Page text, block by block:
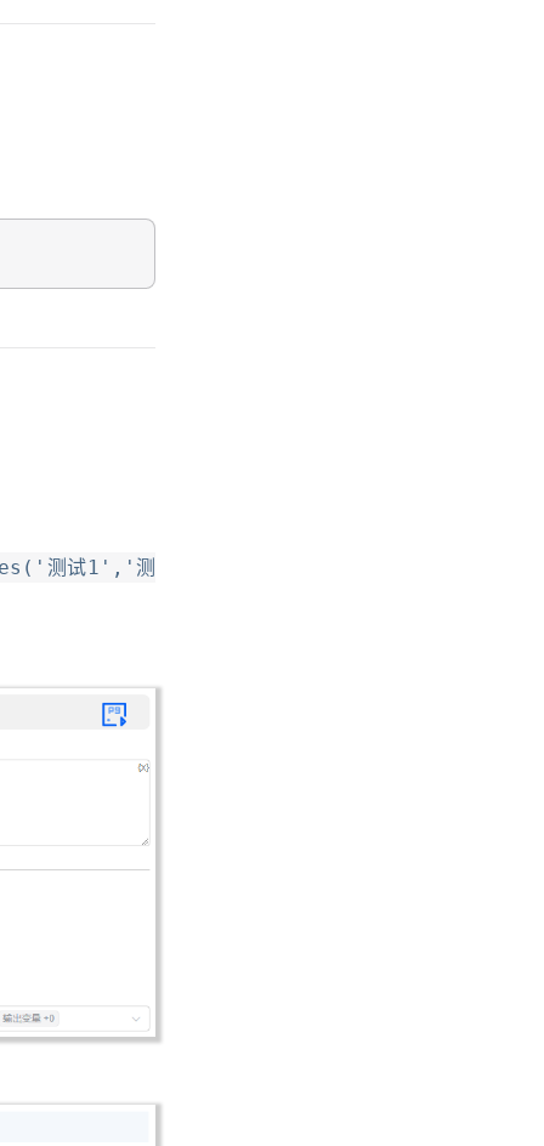
测试1','测